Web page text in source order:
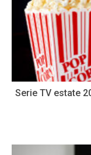
Serie TV estate